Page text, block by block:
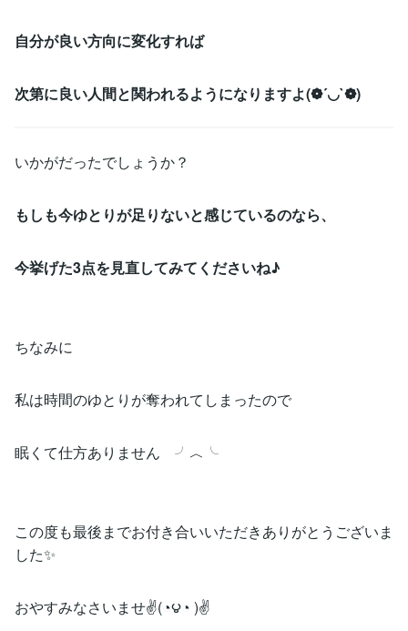
自分が良い方向に変化すれば
次第に良い人間と関われるようになりますよ(❁´◡`❁)
いかがだったでしょうか？
もしも今ゆとりが足りないと感じているのなら、
今挙げた3点を見直してみてくださいね♪
ちなみに
私は時間のゆとりが奪われてしまったので
眠くて仕方ありません ╯︿╰
この度も最後までお付き合いいただきありがとうございま
した✨
おやすみなさいませ✌(◔౪◔ )✌